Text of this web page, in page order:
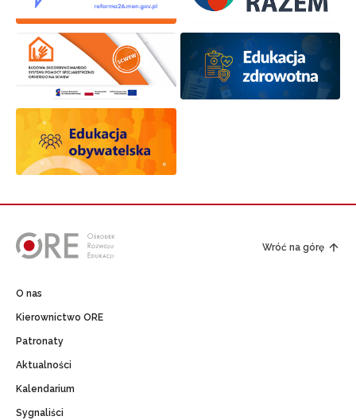
Wróć na górę
O nas
Kierownictwo ORE
Patronaty
Aktualności
Kalendarium
Sygnaliści